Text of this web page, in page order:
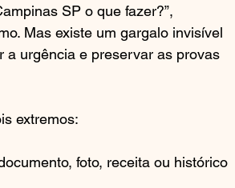
SP o que fazer?”,
Mas existe um gargalo invisível
a urgência e preservar as provas
extremos:
foto, receita ou histórico